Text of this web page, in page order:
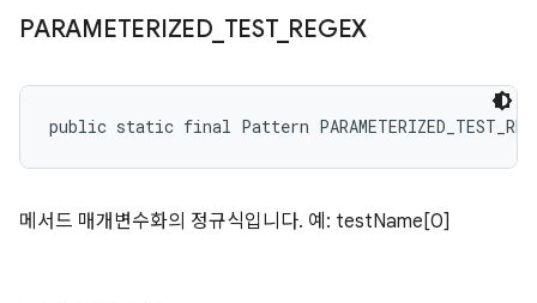
PARAMETERIZED_ TEST_ REGEX
public static final Pattern
메서드 매개변수화의 정규식입니다. 예: testName[0]